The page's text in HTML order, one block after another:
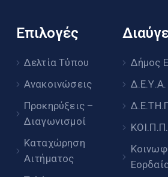
Επιλογές
Δελτία Τύπου
Ανακοινώσεις
Προκηρύξεις –
Διαγωνισμοί
Καταχώρηση
Αιτήματος
Δήμος
Δ.Ε.Υ.Α.